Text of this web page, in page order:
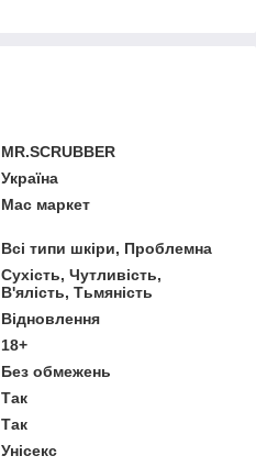
MR.SCRUBBER
Україна
Мас маркет
Всі типи шкіри, Проблемна
Сухість, Чутливість,
В'ялість, Тьмяність
Відновлення
18+
Без обмежень
Так
Так
Унісекс